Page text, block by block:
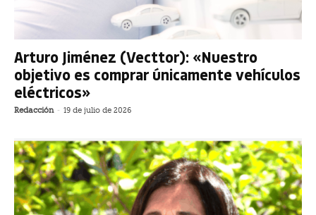
Arturo Jiménez (Vecttor): «Nuestro
objetivo es comprar únicamente vehículos
eléctricos»
Redacción - 19 de julio de 2026